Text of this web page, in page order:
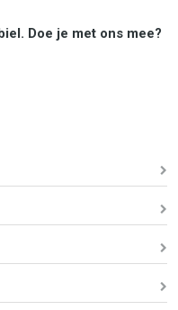
Doe je met ons mee?